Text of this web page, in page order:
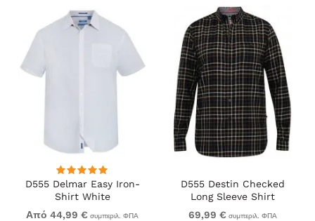
D555 Delmar Easy Iron-
Shirt White
Από 44,99 € συμπεριλ. ΦΠΑ
D555 Destin Checked
Long Sleeve Shirt
Black/Tan Check
69,99 € συμπεριλ. ΦΠΑ